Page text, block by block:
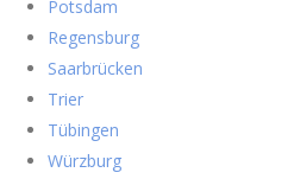
Potsdam
Regensburg
Saarbrücken
Trier
Tübingen
Würzburg